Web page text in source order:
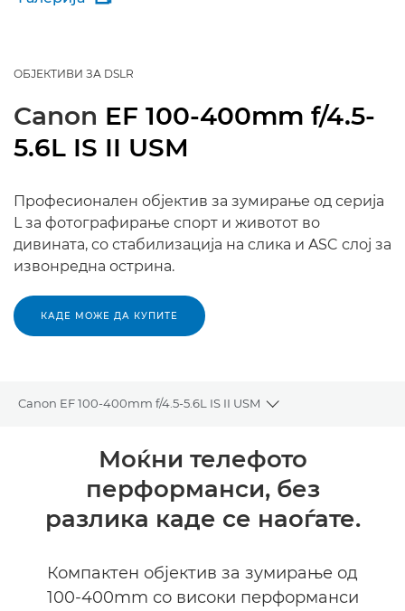
ОБЈЕКТИВИ ЗА DSLR
Canon EF 100-400mm f/4.5-
5.6L IS II USM
Професионален објектив за зумирање од серија
L за фотографирање спорт и животот во
дивината, со стабилизација на слика и ASC слој за
извонредна острина.
КАДЕ МОЖЕ ДА КУПИТЕ
Canon EF 100-400mm f/4.5-5.6L IS II USM
Toggle breadcrumbs
Спецификации
Моќни телефото
перформанси, без
разлика каде се наоѓате.
Компактен објектив за зумирање од
100-400mm со високи перформанси